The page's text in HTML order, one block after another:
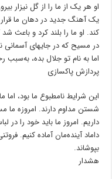
او هر یک از ما را از گل نیزار
یک ﺁهنگ جدید در دهان ما
کند. او ما را بلند کرد و باعث
در مسیح که در جایهای ﺁسمانی
اما به نام تو جلال بده،
پردازش پاکسازی
این شرایط نامطبوع ما بود، اما
شستن مداوم دارند. امروزه ما
داریم. امروز ما باید خود را در
داماد ﺁینده‌مان ﺁماده کنیم.
بپوشاند.
هشدار